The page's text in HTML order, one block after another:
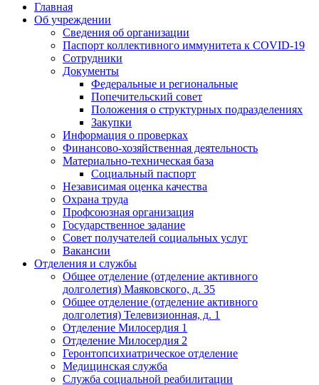
Главная
Об учреждении
Сведения об организации
Паспорт коллективного иммунитета к COVID-19
Сотрудники
Документы
Федеральные и региональные
Попечительский совет
Положения о структурных подразделениях
Закупки
Информация о проверках
Финансово-хозяйственная деятельность
Материально-техническая база
Социальный паспорт
Независимая оценка качества
Охрана труда
Профсоюзная организация
Государственное задание
Совет получателей социальных услуг
Вакансии
Отделения и службы
Общее отделение (отделение активного
долголетия) Маяковского, д. 35
Общее отделение (отделение активного
долголетия) Телевизионная, д. 1
Отделение Милосердия 1
Отделение Милосердия 2
Геронтопсихиатрическое отделение
Медицинская служба
Служба социальной реабилитации